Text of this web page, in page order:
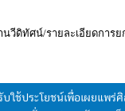
วีดิทัศน์/รายละเอียดการ
ใช้ประโยชน์เพื่อเผยแพ